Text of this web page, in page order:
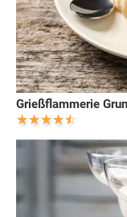
Grießflammerie